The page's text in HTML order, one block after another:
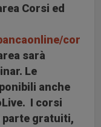
Corsi ed
cor
sarà
Le
anche
I corsi
parte gratuiti,